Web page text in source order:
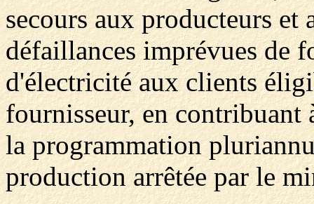
secours aux producteurs
défaillances imprévues de
d'électricité aux clients
fournisseur, en contribuant
la programmation
production arrêtée par le